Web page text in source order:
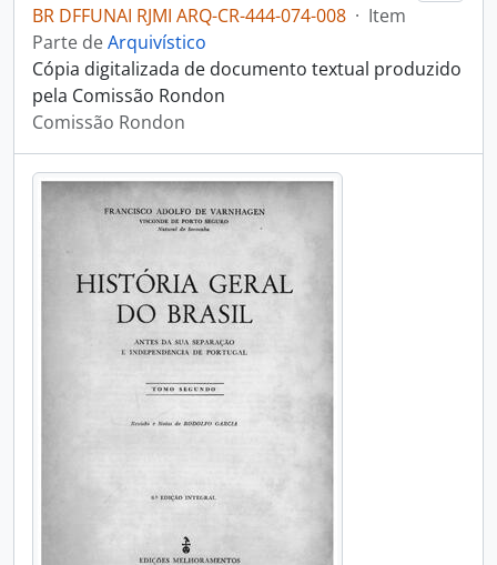
BR DFFUNAI RJMI ARQ-CR-444-074-008 · Item
Parte deArquivístico
Cópia digitalizada de documento textual produzido
pela Comissão Rondon
Comissão Rondon